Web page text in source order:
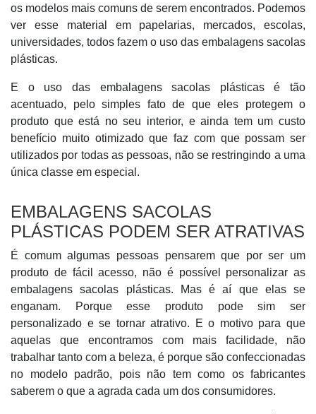
os modelos mais comuns de serem encontrados. Podemos
ver esse material em papelarias, mercados, escolas,
universidades, todos fazem o uso das embalagens sacolas
plásticas.
E o uso das embalagens sacolas plásticas é tão
acentuado, pelo simples fato de que eles protegem o
produto que está no seu interior, e ainda tem um custo
benefício muito otimizado que faz com que possam ser
utilizados por todas as pessoas, não se restringindo a uma
única classe em especial.
EMBALAGENS SACOLAS
PLÁSTICAS PODEM SER ATRATIVAS
É comum algumas pessoas pensarem que por ser um
produto de fácil acesso, não é possível personalizar as
embalagens sacolas plásticas. Mas é aí que elas se
enganam. Porque esse produto pode sim ser
personalizado e se tornar atrativo. E o motivo para que
aquelas que encontramos com mais facilidade, não
trabalhar tanto com a beleza, é porque são confeccionadas
no modelo padrão, pois não tem como os fabricantes
saberem o que a agrada cada um dos consumidores.